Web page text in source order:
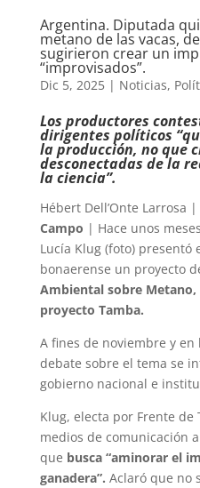
Argentina. Diputada
metano de las vacas,
sugirieron crear un
“improvisados”.
Dic 5, 2025| Noticias,
Los productores
dirigentes políticos
la producción, no que
desconectadas de la
la ciencia”.
Hébert Dell’Onte Larrosa
Campo | Hace unos
Lucía Klug (foto) presentó
bonaerense un proyecto
Ambiental sobre Metano,
proyecto Tamba.
A fines de noviembre y
debate sobre el tema se
gobierno nacional e
Klug, electa por Frente de
medios de comunicación
que busca “aminorar el
ganadera”. Aclaró que no